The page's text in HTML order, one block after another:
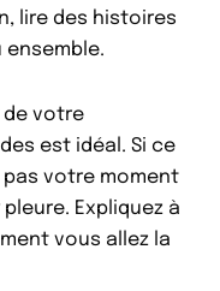
lire des histoires
de votre
est idéal. Si ce
pas votre moment
Expliquez à
vous allez la